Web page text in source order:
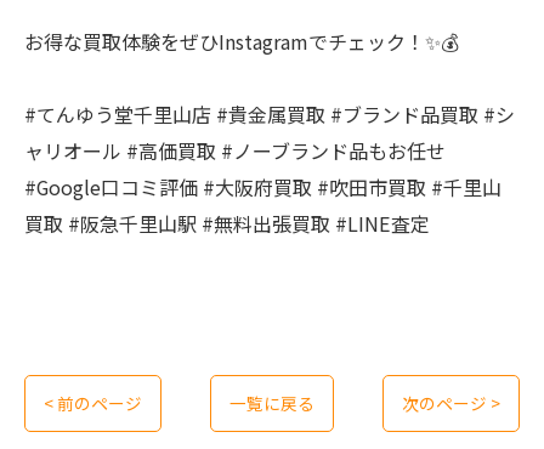
お得な買取体験をぜひInstagramでチェック！✨💰
#てんゆう堂千里山店 #貴金属買取 #ブランド品買取 #シ
ャリオール #高価買取 #ノーブランド品もお任せ
#Google口コミ評価 #大阪府買取 #吹田市買取 #千里山
買取 #阪急千里山駅 #無料出張買取 #LINE査定
< 前のページ 一覧に戻る 次のページ >